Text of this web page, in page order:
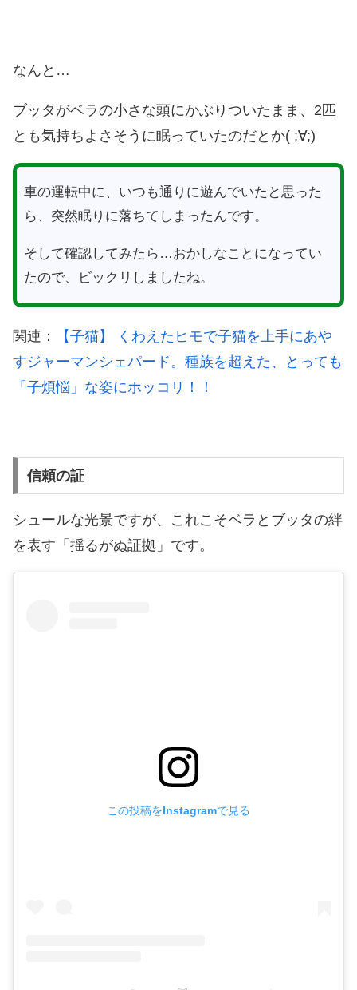
なんと…
ブッタがベラの小さな頭にかぶりついたまま、2匹
とも気持ちよさそうに眠っていたのだとか( ;∀;)
車の運転中に、いつも通りに遊んでいたと思った
ら、突然眠りに落ちてしまったんです。
そして確認してみたら…おかしなことになってい
たので、ビックリしましたね。
関連：
【子猫】 くわえたヒモで子猫を上手にあや
すジャーマンシェパード。種族を超えた、とっても
「子煩悩」な姿にホッコリ！！
信頼の証
シュールな光景ですが、これこそベラとブッタの絆
を表す「揺るがぬ証拠」です。
この投稿をInstagramで見る